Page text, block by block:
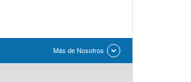
Más de Nosotros